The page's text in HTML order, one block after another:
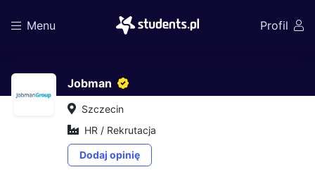
Menu Profil
Jobman
Szczecin
HR / Rekrutacja
Dodaj opinię